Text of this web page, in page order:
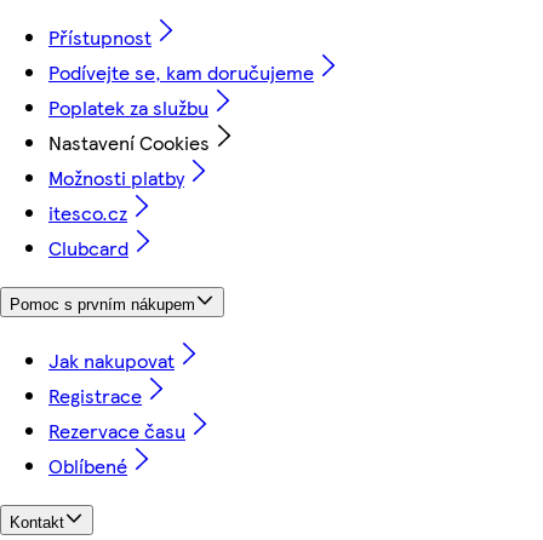
Přístupnost
Podívejte se, kam doručujeme
Poplatek za službu
Nastavení Cookies
Možnosti platby
itesco.cz
Clubcard
Pomoc s prvním nákupem
Jak nakupovat
Registrace
Rezervace času
Oblíbené
Kontakt